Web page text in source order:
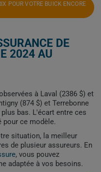
POUR VOTRE BUICK ENCORE
DE
2024 AU
à Laval (2386 $) et
(874 $) et Terrebonne
bas. L'écart entre ces
ce modèle.
situation, la meilleur
de plusieur assureurs. En
, vous pouvez
adaptée à vos besoins.